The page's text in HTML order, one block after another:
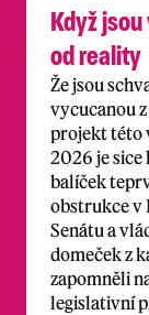
Když
od reality
Že jsou
vycucanou
projekt této
2026 je sice
balíček
obstrukce v
Senátu a
domeček z
zapomněli
legislativní